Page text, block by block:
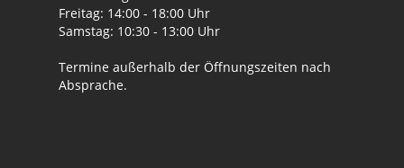
Freitag: 14:00 - 18:00 Uhr
Samstag: 10:30 - 13:00 Uhr
Termine außerhalb der Öffnungszeiten nach
Absprache.